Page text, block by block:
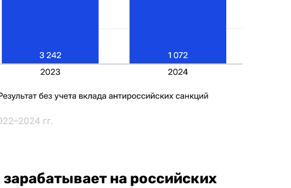
зарабатывает на российских